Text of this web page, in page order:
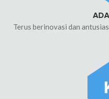
Terus berinovasi dan